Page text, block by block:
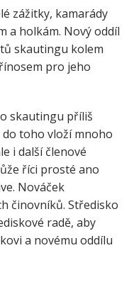
zážitky, kamarády
a holkám. Nový oddíl
skautingu kolem
pro jeho
skautingu příliš
toho vloží mnoho
i další členové
říci prosté ano
Nováček
činovníků. Středisko
radě, aby
a novému oddílu